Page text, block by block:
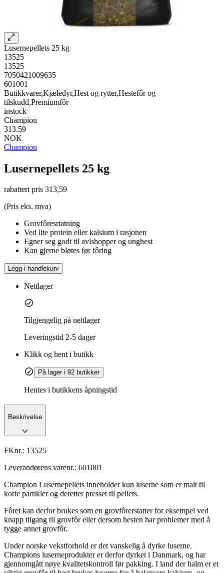
Lusernepellets 25 kg
13525
13525
7050421009635
601001
Butikkvarer,Kjæledyr,Hest og rytter,Hestefôr og
tilskudd,Premiumfôr
instock
Champion
313.59
NOK
Champion
Lusernepellets 25 kg
rabattert pris 313,59
(Pris eks. mva)
Grovfôresrtatning
Ved lite protein eller kalsium i rasjonen
Egner seg godt til avlshopper og unghest
Kan gjerne bløtes før fôring
Legg i handlekurv
Nettlager
Tilgjengelig på nettlager
Leveringstid 2-5 dager
Klikk og hent i butikk
På lager i 92 butikker
Hentes i butikkens åpningstid
Beskrivelse
FKnr.: 13525
Leverandørens varenr.: 601001
Champion Lusernepellets inneholder kun luserne som er malt til
korte partikler og deretter presset til pellets.
Fôret kan derfor brukes som en grovfôrerstatter for eksempel ved
knapp tilgang til grovfôr eller dersom hesten har problemer med å
tygge annet grovfôr.
Under norske vekstforhold er det vanskelig å dyrke luserne.
Champions luserneprodukter er derfor dyrket i Danmark, og har
gjennomgått nøye kvalitetskontroll før pakking. I land der halm er et